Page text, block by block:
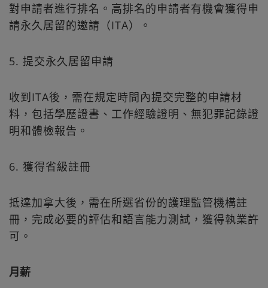
對申請者進行排名。高排名的申請者有機會獲得申
請永久居留的邀請（ITA）。
5. 提交永久居留申請
收到ITA後，需在規定時間內提交完整的申請材
料，包括學歷證書、工作經驗證明、無犯罪記錄證
明和體檢報告。
6. 獲得省級註冊
抵達加拿大後，需在所選省份的護理監管機構註
冊，完成必要的評估和語言能力測試，獲得執業許
可。
月薪